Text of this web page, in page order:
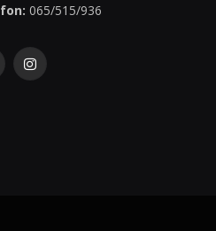
065/515/936
Instagram